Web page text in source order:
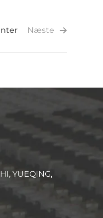
Næste
YUEQING,